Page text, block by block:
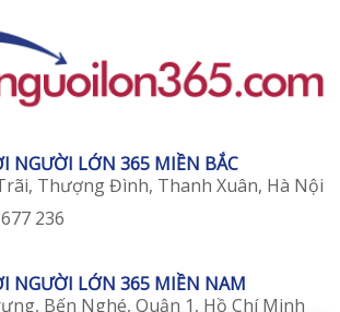
NGƯỜI LỚN 365 MIỀN BẮC
Thượng Đình, Thanh Xuân, Hà Nội
236
NGƯỜI LỚN 365 MIỀN NAM
Bến Nghé, Quận 1, Hồ Chí Minh